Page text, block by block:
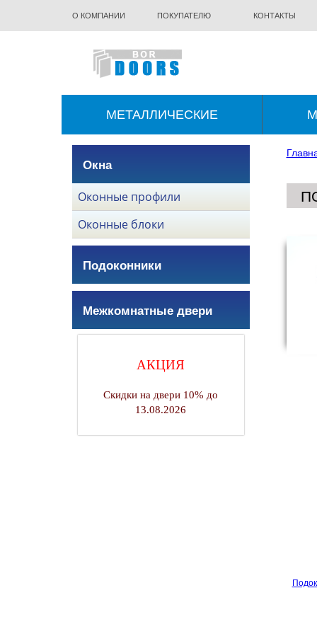
О КОМПАНИИ ПОКУПАТЕЛЮ КОНТАКТЫ
МЕТАЛЛИЧЕСКИЕ
Окна
Оконные профили
Оконные блоки
Подоконники
Межкомнатные двери
АКЦИЯ
Скидки на двери 10% до
13.08.2026